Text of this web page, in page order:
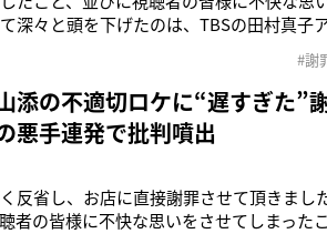
深々と頭を下げたのは、TBSの田村真子
いた。相席スタート・山添寛（37）が屋
#謝
添の不適切ロケに“遅すぎた
悪手連発で批判噴出
反省し、お店に直接謝罪させて頂きまし
者の皆様に不快な思いをさせてしまった